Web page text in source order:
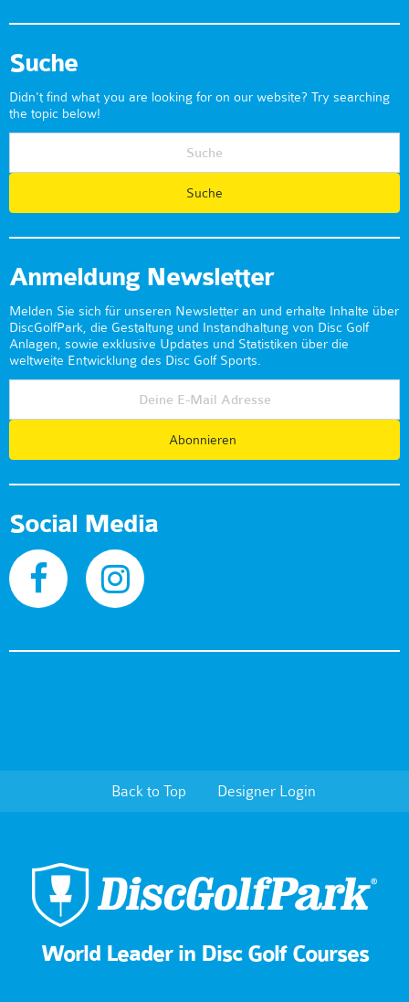
Suche
Didn't find what you are looking for on our website? Try searching
the topic below!
Anmeldung Newsletter
Melden Sie sich für unseren Newsletter an und erhalte Inhalte über
DiscGolfPark, die Gestaltung und Instandhaltung von Disc Golf
Anlagen, sowie exklusive Updates und Statistiken über die
weltweite Entwicklung des Disc Golf Sports.
Abonnieren
Social Media
Back to Top Designer Login
World Leader in Disc Golf Courses